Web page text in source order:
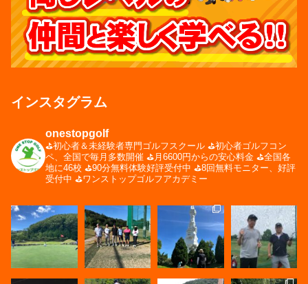
インスタグラム
onestopgolf
⛳️初心者＆未経験者専門ゴルフスクール ⛳️初心者ゴルフコン
ペ、全国で毎月多数開催 ⛳️月6600円からの安心料金 ⛳️全国各
地に46校 ⛳️90分無料体験好評受付中 ⛳️8回無料モニター、好評
受付中 ⛳️ワンストップゴルフアカデミー